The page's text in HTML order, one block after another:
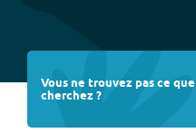
Vous ne trouvez pas ce
cherchez ?